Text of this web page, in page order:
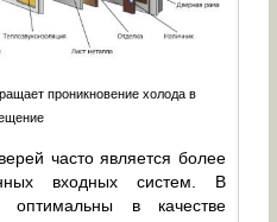
проникновение холода в
часто является более
входных систем. В
оптимальны в качестве